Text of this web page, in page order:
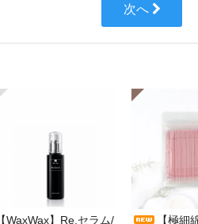
次へ
【WaxWax】Re.セラム/
【極細